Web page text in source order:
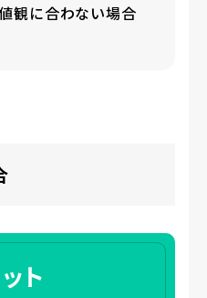
観に合わない場合
ト